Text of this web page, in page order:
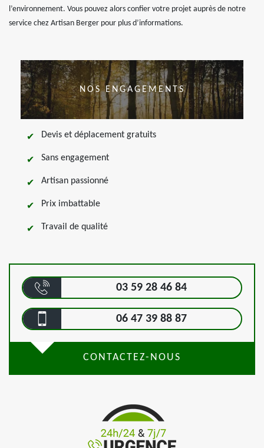
l’environnement. Vous pouvez alors confier votre projet auprès de notre
service chez Artisan Berger pour plus d’informations.
NOS ENGAGEMENTS
Devis et déplacement gratuits
Sans engagement
Artisan passionné
Prix imbattable
Travail de qualité
03 59 28 46 84
06 47 39 88 87
CONTACTEZ-NOUS